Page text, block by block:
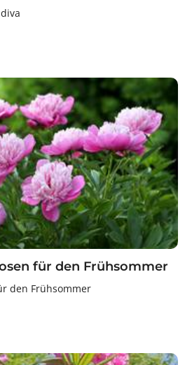
für den Frühsommer
den Frühsommer